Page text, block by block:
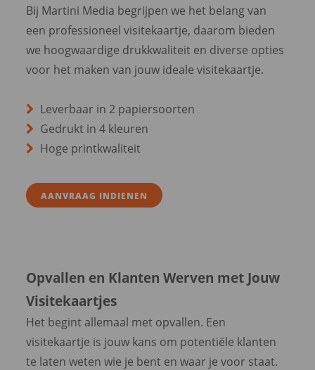
Bij Martini Media begrijpen we het belang van
een professioneel visitekaartje, daarom bieden
we hoogwaardige drukkwaliteit en diverse opties
voor het maken van jouw ideale visitekaartje.
Leverbaar in 2 papiersoorten
Gedrukt in 4 kleuren
Hoge printkwaliteit
AANVRAAG INDIENEN
Opvallen en Klanten Werven met Jouw
Visitekaartjes
Het begint allemaal met opvallen. Een
visitekaartje is jouw kans om potentiële klanten
te laten weten wie je bent en waar je voor staat.